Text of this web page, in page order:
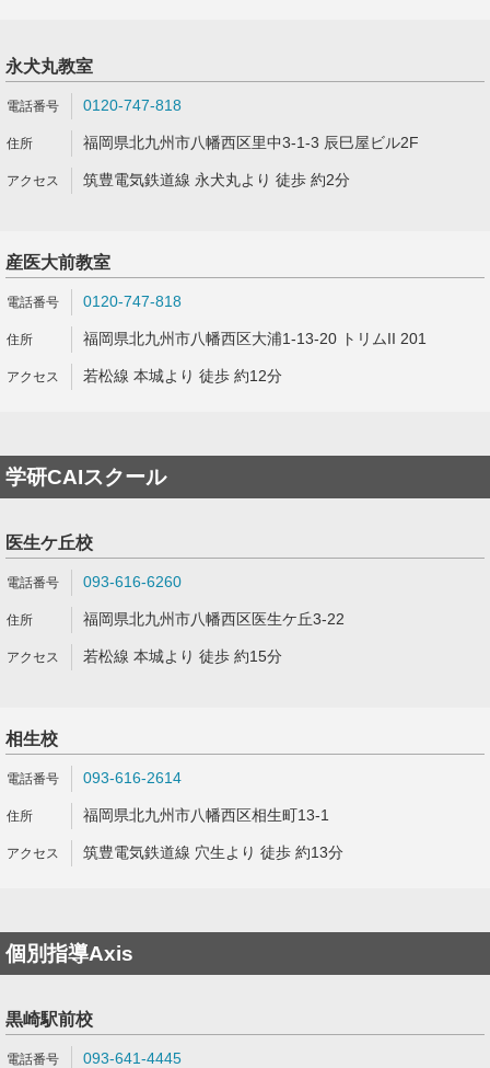
永犬丸教室
0120-747-818
福岡県北九州市八幡西区里中3-1-3 辰巳屋ビル2F
筑豊電気鉄道線 永犬丸より 徒歩 約2分
産医大前教室
0120-747-818
福岡県北九州市八幡西区大浦1-13-20 トリムII 201
若松線 本城より 徒歩 約12分
学研CAIスクール
医生ケ丘校
093-616-6260
福岡県北九州市八幡西区医生ケ丘3-22
若松線 本城より 徒歩 約15分
相生校
093-616-2614
福岡県北九州市八幡西区相生町13-1
筑豊電気鉄道線 穴生より 徒歩 約13分
個別指導Axis
黒崎駅前校
093-641-4445